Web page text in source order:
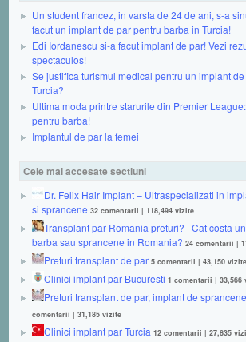
Un student francez, in varsta de 24 de ani, s-a
facut un implant de par pentru barba in Turcia!
Edi Iordanescu si-a facut implant de par! Vezi
spectaculos!
Se justifica turismul medical pentru un implant
Turcia?
Ultima moda printre starurile din Premier
pentru barba!
Implantul de par la femei
Cele mai accesate sectiuni
Dr. Felix Hair Implant – Ultraspecializati in
si sprancene 32 comentarii | 118,494 vizite
Transplant par Romania preturi? | Cat costa
barba sau sprancene in Romania? 24 comentarii |
Preturi transplant de par 5 comentarii | 43,150 vizite
Clinici implant par Bucuresti 1 comentarii | 33,566
Preturi transplant de par, implant de
comentarii | 31,185 vizite
Clinici implant par Turcia 12 comentarii | 27,835